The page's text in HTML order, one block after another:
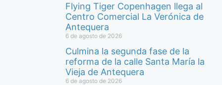
Flying Tiger Copenhagen llega al
Centro Comercial La Verónica de
Antequera
6 de agosto de 2026
Culmina la segunda fase de la
reforma de la calle Santa María la
Vieja de Antequera
6 de agosto de 2026